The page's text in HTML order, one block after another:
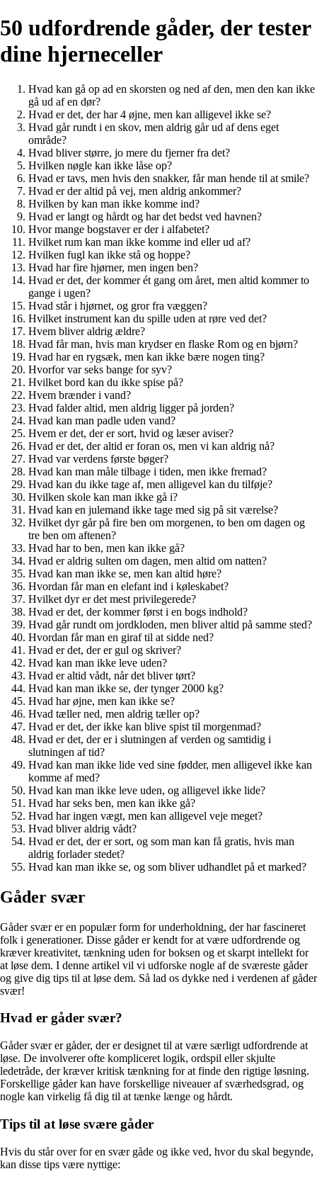
50 udfordrende gåder, der tester
dine hjerneceller
Hvad kan gå op ad en skorsten og ned af den, men den kan ikke
gå ud af en dør?
Hvad er det, der har 4 øjne, men kan alligevel ikke se?
Hvad går rundt i en skov, men aldrig går ud af dens eget
område?
Hvad bliver større, jo mere du fjerner fra det?
Hvilken nøgle kan ikke låse op?
Hvad er tavs, men hvis den snakker, får man hende til at smile?
Hvad er der altid på vej, men aldrig ankommer?
Hvilken by kan man ikke komme ind?
Hvad er langt og hårdt og har det bedst ved havnen?
Hvor mange bogstaver er der i alfabetet?
Hvilket rum kan man ikke komme ind eller ud af?
Hvilken fugl kan ikke stå og hoppe?
Hvad har fire hjørner, men ingen ben?
Hvad er det, der kommer ét gang om året, men altid kommer to
gange i ugen?
Hvad står i hjørnet, og gror fra væggen?
Hvilket instrument kan du spille uden at røre ved det?
Hvem bliver aldrig ældre?
Hvad får man, hvis man krydser en flaske Rom og en bjørn?
Hvad har en rygsæk, men kan ikke bære nogen ting?
Hvorfor var seks bange for syv?
Hvilket bord kan du ikke spise på?
Hvem brænder i vand?
Hvad falder altid, men aldrig ligger på jorden?
Hvad kan man padle uden vand?
Hvem er det, der er sort, hvid og læser aviser?
Hvad er det, der altid er foran os, men vi kan aldrig nå?
Hvad var verdens første bøger?
Hvad kan man måle tilbage i tiden, men ikke fremad?
Hvad kan du ikke tage af, men alligevel kan du tilføje?
Hvilken skole kan man ikke gå i?
Hvad kan en julemand ikke tage med sig på sit værelse?
Hvilket dyr går på fire ben om morgenen, to ben om dagen og
tre ben om aftenen?
Hvad har to ben, men kan ikke gå?
Hvad er aldrig sulten om dagen, men altid om natten?
Hvad kan man ikke se, men kan altid høre?
Hvordan får man en elefant ind i køleskabet?
Hvilket dyr er det mest privilegerede?
Hvad er det, der kommer først i en bogs indhold?
Hvad går rundt om jordkloden, men bliver altid på samme sted?
Hvordan får man en giraf til at sidde ned?
Hvad er det, der er gul og skriver?
Hvad kan man ikke leve uden?
Hvad er altid vådt, når det bliver tørt?
Hvad kan man ikke se, der tynger 2000 kg?
Hvad har øjne, men kan ikke se?
Hvad tæller ned, men aldrig tæller op?
Hvad er det, der ikke kan blive spist til morgenmad?
Hvad er det, der er i slutningen af verden og samtidig i
slutningen af tid?
Hvad kan man ikke lide ved sine fødder, men alligevel ikke kan
komme af med?
Hvad kan man ikke leve uden, og alligevel ikke lide?
Hvad har seks ben, men kan ikke gå?
Hvad har ingen vægt, men kan alligevel veje meget?
Hvad bliver aldrig vådt?
Hvad er det, der er sort, og som man kan få gratis, hvis man
aldrig forlader stedet?
Hvad kan man ikke se, og som bliver udhandlet på et marked?
Gåder svær
Gåder svær er en populær form for underholdning, der har fascineret
folk i generationer. Disse gåder er kendt for at være udfordrende og
kræver kreativitet, tænkning uden for boksen og et skarpt intellekt for
at løse dem. I denne artikel vil vi udforske nogle af de sværeste gåder
og give dig tips til at løse dem. Så lad os dykke ned i verdenen af gåder
svær!
Hvad er gåder svær?
Gåder svær er gåder, der er designet til at være særligt udfordrende at
løse. De involverer ofte kompliceret logik, ordspil eller skjulte
ledetråde, der kræver kritisk tænkning for at finde den rigtige løsning.
Forskellige gåder kan have forskellige niveauer af sværhedsgrad, og
nogle kan virkelig få dig til at tænke længe og hårdt.
Tips til at løse svære gåder
Hvis du står over for en svær gåde og ikke ved, hvor du skal begynde,
kan disse tips være nyttige: